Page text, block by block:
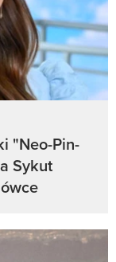
"Neo-Pin-
Sykut